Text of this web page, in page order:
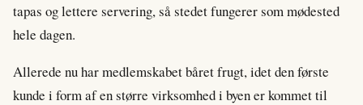
tapas og lettere servering, så stedet fungerer som mødested
hele dagen.
Allerede nu har medlemskabet båret frugt, idet den første
kunde i form af en større virksomhed i byen er kommet til